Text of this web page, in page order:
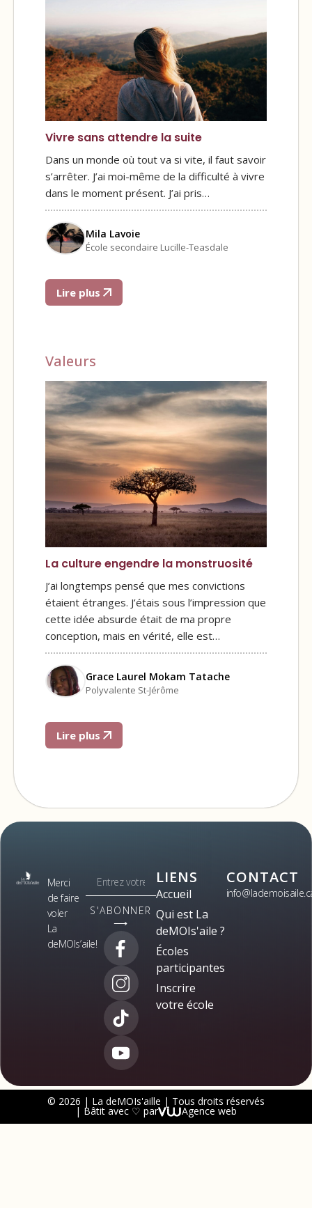
Vivre sans attendre la suite
Dans un monde où tout va si vite, il faut savoir
s’arrêter. J’ai moi-même de la difficulté à vivre
dans le moment présent. J’ai pris…
Mila Lavoie
École secondaire Lucille-Teasdale
Lire plus
Valeurs
La culture engendre la monstruosité
J’ai longtemps pensé que mes convictions
étaient étranges. J’étais sous l’impression que
cette idée absurde était de ma propre
conception, mais en vérité, elle est…
Grace Laurel Mokam Tatache
Polyvalente St-Jérôme
Lire plus
Merci
de faire
voler
La
deMOIs’aile!
S'ABONNER
⟶
LIENS
Accueil
Qui est La
deMOIs'aile ?
Écoles
participantes
Inscrire
votre école
CONTACT
© 2026 | La deMOIs'aille | Tous droits réservés
| Bâtit avec ♡ par Agence web